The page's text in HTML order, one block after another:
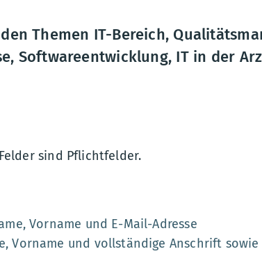
Themen IT-Bereich,
Softwareentwicklung, IT in der
sind Pflichtfelder.
Vorname und E-Mail-Adresse
Vorname und vollständige Anschrift